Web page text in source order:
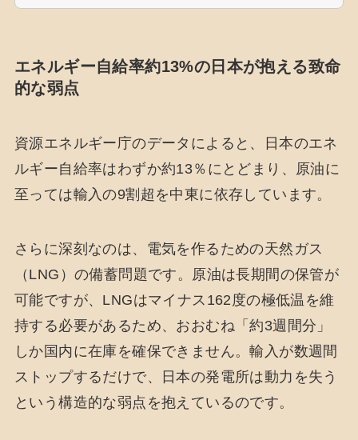
エネルギー自給率約13%の日本が抱える致命
的な弱点
資源エネルギー庁のデータによると、日本のエネ
ルギー自給率はわずか約13％にとどまり、原油に
至っては輸入の9割超を中東に依存しています。
さらに深刻なのは、電気を作るための天然ガス
（LNG）の備蓄問題です。原油は長期間の保管が
可能ですが、LNGはマイナス162度の極低温を維
持する必要があるため、おおむね「約3週間分」
しか国内に在庫を確保できません。輸入が数週間
ストップするだけで、日本の発電所は動力を失う
という構造的な弱点を抱えているのです。